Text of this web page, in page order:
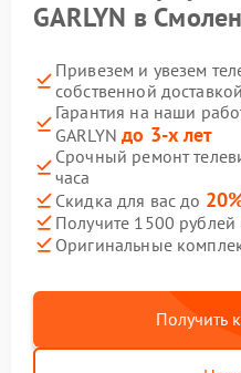
GARLYN в
Привезем и увезем
собственной доставкой
Гарантия на наши
GARLYNдо 3-х лет
Срочный ремонт
часа
Скидка для вас до
Получите 1500
Оригинальные
Получить